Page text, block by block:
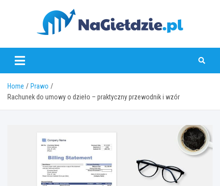
nagieldzie.pl
Home
Prawo
Rachunek do umowy o dzieło – praktyczny przewodnik i wzór